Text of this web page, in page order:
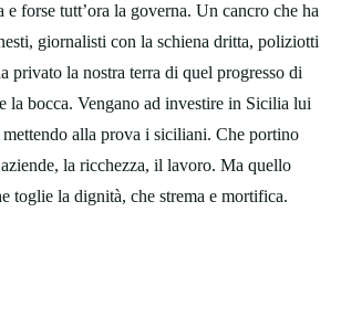
e forse tutt’ora la governa. Un cancro che ha
giornalisti con la schiena dritta, poliziotti
privato la nostra terra di quel progresso di
la bocca. Vengano ad investire in Sicilia lui
alla prova i siciliani. Che portino
la ricchezza, il lavoro. Ma quello
toglie la dignità, che strema e mortifica.